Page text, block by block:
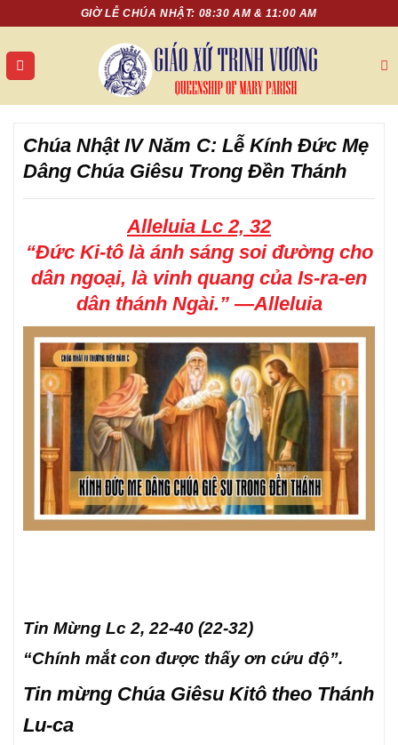
nội
dung
GIỜ LỄ CHÚA NHẬT: 08:30 AM & 11:00 AM
Chúa Nhật IV Năm C: Lễ Kính Đức Mẹ
Dâng Chúa Giêsu Trong Đền Thánh
Alleluia Lc 2, 32
“Đức Ki-tô là ánh sáng soi đường cho
dân ngoại, là vinh quang của Is-ra-en
dân thánh Ngài.” —Alleluia
Tin Mừng Lc 2, 22-40 (22-32)
“Chính mắt con được thấy ơn cứu độ”.
Tin mừng Chúa Giêsu Kitô theo Thánh
Lu-ca